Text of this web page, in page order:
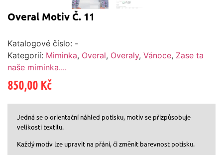
Overal Motiv Č. 11
Katalogové číslo: -
Kategorií: Miminka, Overal, Overaly, Vánoce, Zase ta
naše miminka....
850,00 Kč
Jedná se o orientační náhled potisku, motiv se přizpůsobuje
velikosti textilu.
Každý motiv lze upravit na přání, či změnit barevnost potisku.